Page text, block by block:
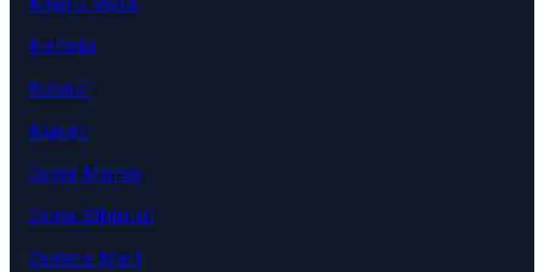
Nehoiu
Novaci
Nucet
Ocna Mureș
Ocna Sibiului
Ocnele Mari